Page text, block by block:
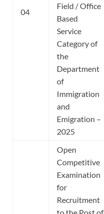
04
Field / Office
Based
Service
Category of
the
Department
of
Immigration
and
Emigration –
2025
Open
Competitive
Examination
for
Recruitment